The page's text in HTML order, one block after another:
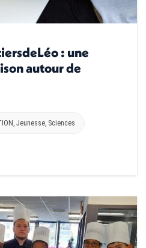
: une
autour de
, Jeunesse, Sciences